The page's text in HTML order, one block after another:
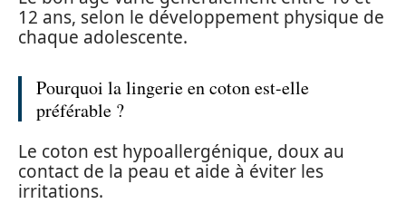
12 ans, selon le développement physique de
chaque adolescente.
Pourquoi la lingerie en coton est-elle
préférable ?
Le coton est hypoallergénique, doux au
contact de la peau et aide à éviter les
irritations.